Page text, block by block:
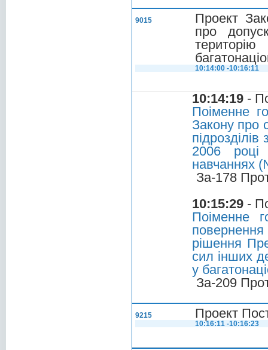
9015
Проект
про
10:14:00 -10:16:11
10:14:19 -
Поіменне
Закону про
2006 році
навчаннях
За-178
10:15:29 -
Поіменне
рішення
сил інших
у
За-209
9215 Проект
10:16:11 -10:16:23